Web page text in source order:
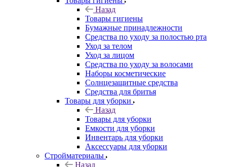
Назад
Товары гигиены
Бумажные принадлежности
Средства по уходу за полостью рта
Уход за телом
Уход за лицом
Средства по уходу за волосами
Наборы косметические
Солнцезащитные средства
Средства для бритья
Товары для уборки
Назад
Товары для уборки
Емкости для уборки
Инвентарь для уборки
Аксессуары для уборки
Стройматериалы
Назад